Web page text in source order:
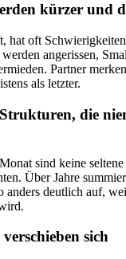
kürzer und
hat oft
angerissen,
Partner
als letzter.
die
sind keine
Über Jahre
anders deutlich auf,
sich